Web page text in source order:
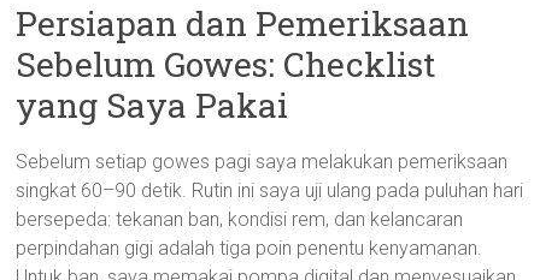
Persiapan dan Pemeriksaan
Sebelum Gowes: Checklist
yang Saya Pakai
Sebelum setiap gowes pagi saya melakukan pemeriksaan
singkat 60–90 detik. Rutin ini saya uji ulang pada puluhan hari
bersepeda: tekanan ban, kondisi rem, dan kelancaran
perpindahan gigi adalah tiga poin penentu kenyamanan.